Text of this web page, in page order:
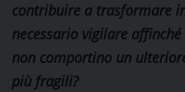
contribuire a trasformare
necessario vigilare
non comportino un
più fragili?